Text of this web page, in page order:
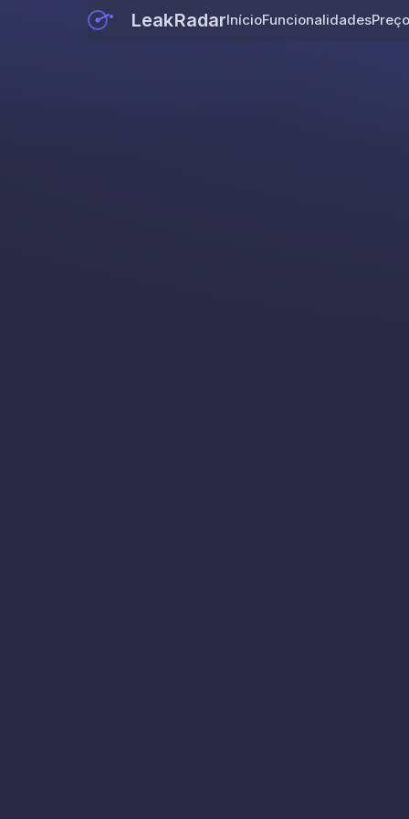
LeakRadarInícioFuncionalidades